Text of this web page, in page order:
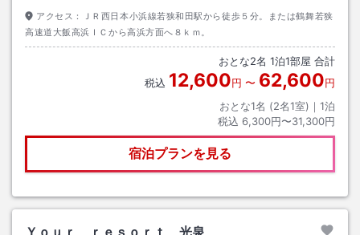
アクセス：
ＪＲ西日本小浜線若狭和田駅から徒歩５分。または鶴舞若狭
高速道大飯高浜ＩＣから高浜方面へ８ｋｍ。
おとな2名 1泊1部屋 合計
税込 12,600円 〜 62,600円
おとな1名 (2名1室)｜ 1泊
税込 6,300円〜31,300円
宿泊プランを見る